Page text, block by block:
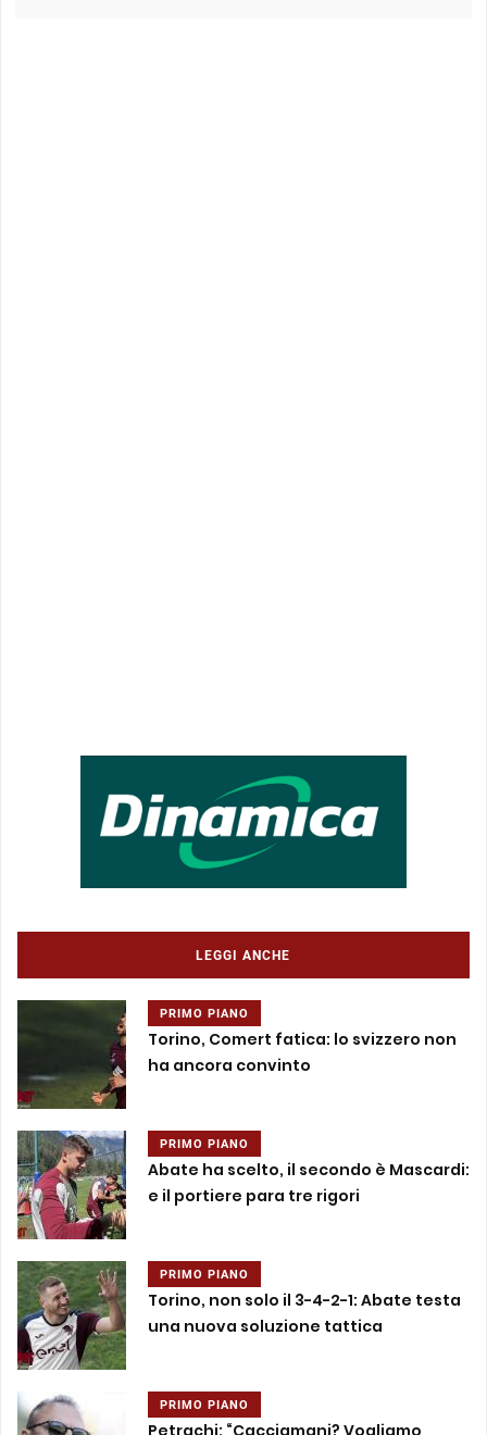
LEGGI ANCHE
PRIMO PIANO
Torino, Comert fatica: lo svizzero non
ha ancora convinto
PRIMO PIANO
Abate ha scelto, il secondo è Mascardi:
e il portiere para tre rigori
PRIMO PIANO
Torino, non solo il 3-4-2-1: Abate testa
una nuova soluzione tattica
PRIMO PIANO